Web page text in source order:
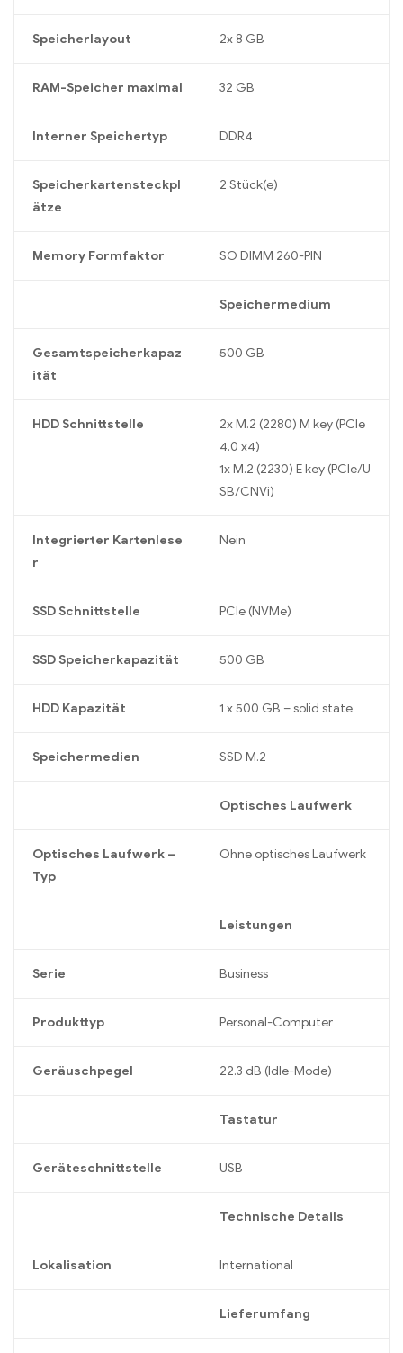
Speicherlayout 2x 8 GB
RAM-Speicher maximal 32 GB
Interner Speichertyp DDR4
Speicherkartensteckpl
ätze
2 Stück(e)
Memory Formfaktor SO DIMM 260-PIN
Speichermedium
Gesamtspeicherkapaz
ität
500 GB
HDD Schnittstelle
2x M.2 (2280) M key (PCIe
4.0 x4)
1x M.2 (2230) E key (PCIe/U
SB/CNVi)
Integrierter Kartenlese
r
Nein
SSD Schnittstelle PCIe (NVMe)
SSD Speicherkapazität 500 GB
HDD Kapazität 1 x 500 GB – solid state
Speichermedien SSD M.2
Optisches Laufwerk
Optisches Laufwerk –
Typ
Ohne optisches Laufwerk
Leistungen
Serie Business
Produkttyp Personal-Computer
Geräuschpegel 22.3 dB (Idle-Mode)
Tastatur
Geräteschnittstelle USB
Technische Details
Lokalisation International
Lieferumfang